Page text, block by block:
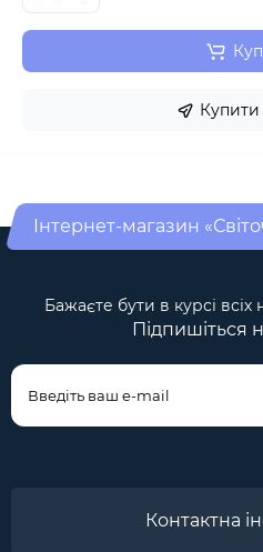
Купити
Інтернет-магазин
Бажаєте бути в курсі
Підпишіться
Контактна